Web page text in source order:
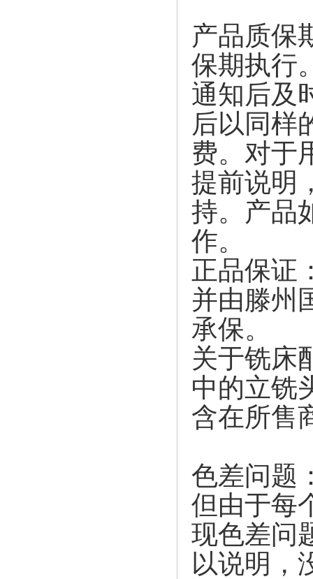
产品质保
保期执行
通知后及
后以同样
费。对于
提前说明
持。产品
作。
正品保证
并由滕州
承保。
关于铣床
中的立铣
含在所售
色差问题
但由于每
现色差问
以说明，